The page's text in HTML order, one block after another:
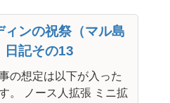
ィンの祝祭（マル島
日記その13
の想定は以下が入った
。 ノース人拡張 ミニ拡